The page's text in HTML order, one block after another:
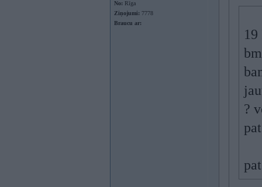
No: Rīga
Ziņojumi: 7778
Braucu ar:
?